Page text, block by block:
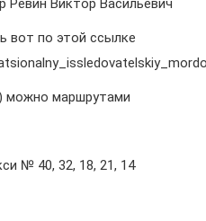
Ревин Виктор Васильевич
вот по этой ссылке
можно маршрутами
№ 40, 32, 18, 21, 14